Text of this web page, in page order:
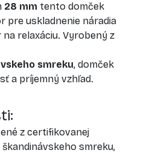
28 mm tento domček
pre uskladnenie náradia
relaxáciu. Vyrobený z
smreku, domček
a príjemný vzhľad.
z certifikovanej
smreku,